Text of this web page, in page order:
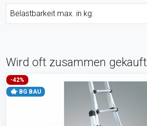
Belastbarkeit max. in kg:
Wird oft zusammen gekauft
-42%
BG BAU